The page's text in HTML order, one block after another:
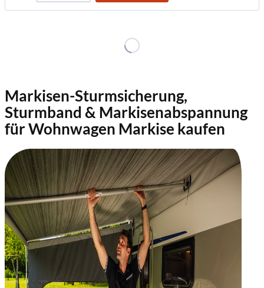
Markisen-Sturmsicherung,
Sturmband & Markisenabspannung
für Wohnwagen Markise kaufen